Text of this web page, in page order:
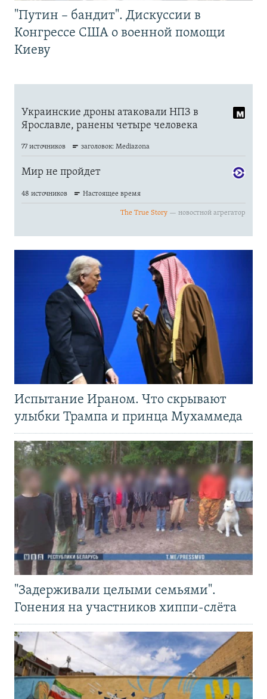
"Путин – бандит". Дискуссии в
Конгрессе США о военной помощи
Киеву
Испытание Ираном. Что скрывают
улыбки Трампа и принца Мухаммеда
"Задерживали целыми семьями".
Гонения на участников хиппи-слёта